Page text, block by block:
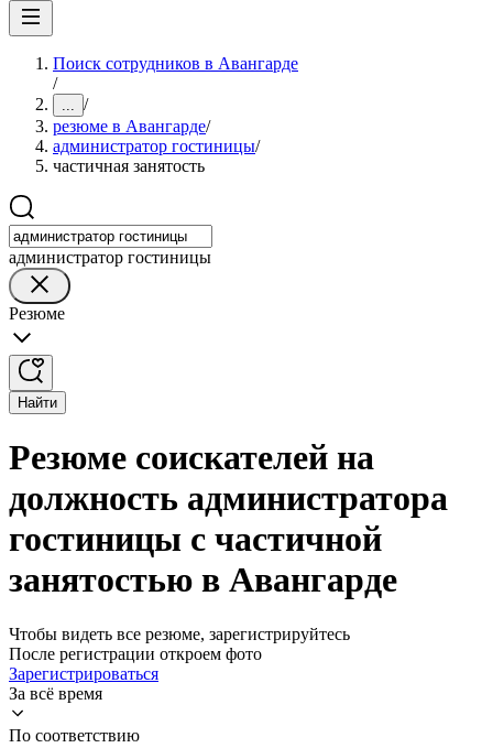
Поиск сотрудников в Авангарде
/
... /
резюме в Авангарде/
администратор гостиницы/
частичная занятость
администратор гостиницы
Резюме
Найти
Резюме соискателей на
должность администратора
гостиницы с частичной
занятостью в Авангарде
Чтобы видеть все резюме, зарегистрируйтесь
После регистрации откроем фото
Зарегистрироваться
За всё время
По соответствию